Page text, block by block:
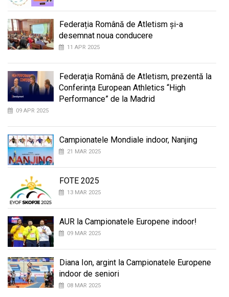
Federația Română de Atletism și-a
desemnat noua conducere
11 APR 2025
Federația Română de Atletism, prezentă la
Conferința European Athletics “High
Performance” de la Madrid
09 APR 2025
Campionatele Mondiale indoor, Nanjing
21 MAR 2025
FOTE 2025
13 MAR 2025
AUR la Campionatele Europene indoor!
09 MAR 2025
Diana Ion, argint la Campionatele Europene
indoor de seniori
08 MAR 2025